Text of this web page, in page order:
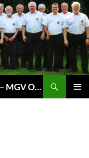
MGV "Eintracht" Honrath 1882 – MGV Overath